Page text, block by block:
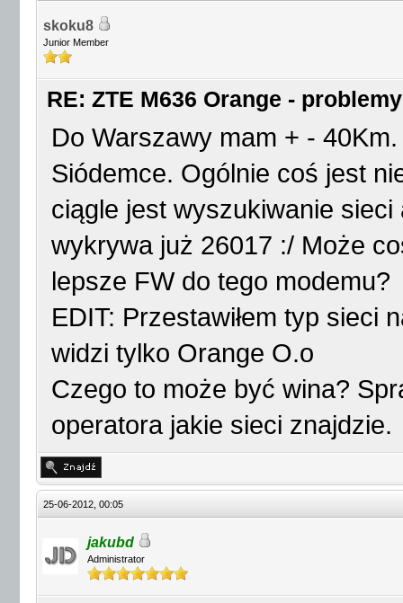
skoku8
Junior Member
RE: ZTE M636 Orange -
Do Warszawy mam + -
Siódemce. Ogólnie coś jest
ciągle jest wyszukiwanie
wykrywa już 26017 :/ Może
lepsze FW do tego modemu?
EDIT: Przestawiłem typ sieci
widzi tylko Orange O.o
Czego to może być wina?
operatora jakie sieci znajdzie.
25-06-2012, 00:05
jakubd
Administrator